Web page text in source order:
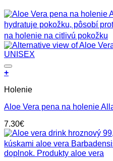
+
Holenie
Aloe Vera pena na holenie
7.30€